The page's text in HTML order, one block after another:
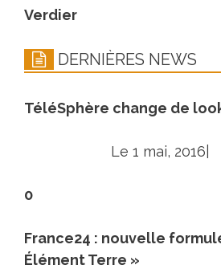
Verdier
DERNIÈRES NEWS
TéléSphère change de
Le 1 mai, 2016|
0
France24 : nouvelle
Élément Terre »